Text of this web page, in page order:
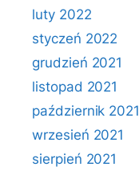
luty 2022
styczeń 2022
grudzień 2021
listopad 2021
październik 2021
wrzesień 2021
sierpień 2021